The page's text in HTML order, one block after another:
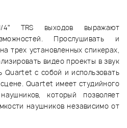
4” TRS выходов выражают
Прослушивать и
трех установленных спикерах,
видео проекты в звук
Quartet с собой и использовать
Quartet имеет студийного
который позволяет
наушников независимо от